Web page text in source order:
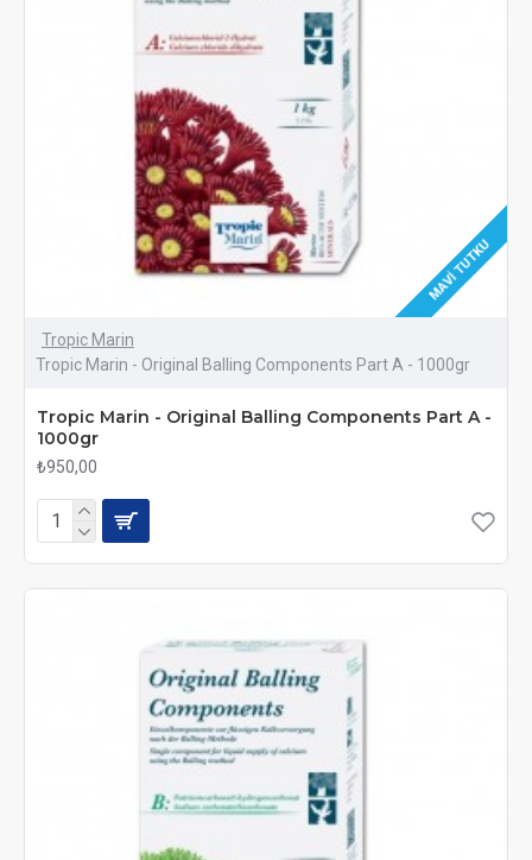
MAVI TUTKU
Tropic Marin
Tropic Marin - Original Balling Components Part A - 1000gr
Tropic Marin - Original Balling Components Part A -
1000gr
₺950,00